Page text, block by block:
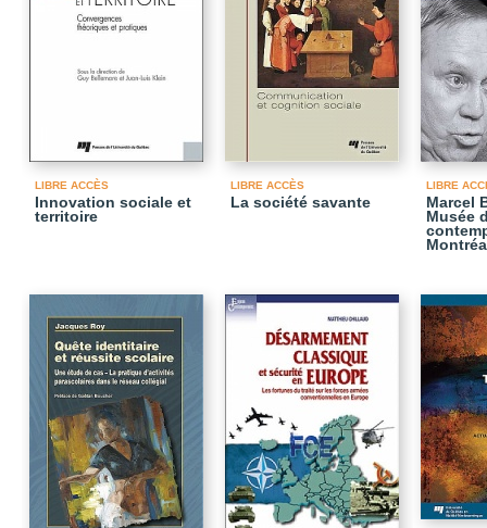
LIBRE ACCÈS
Innovation sociale et
territoire
LIBRE ACCÈS
La société savante
LIBRE
Marcel
Musée